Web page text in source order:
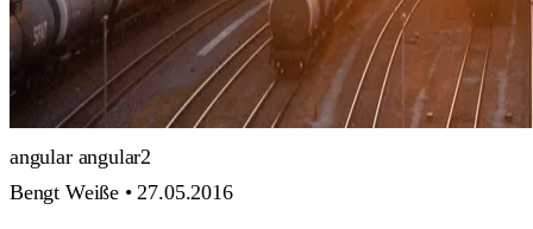
angular angular2
Bengt Weiße • 27.05.2016